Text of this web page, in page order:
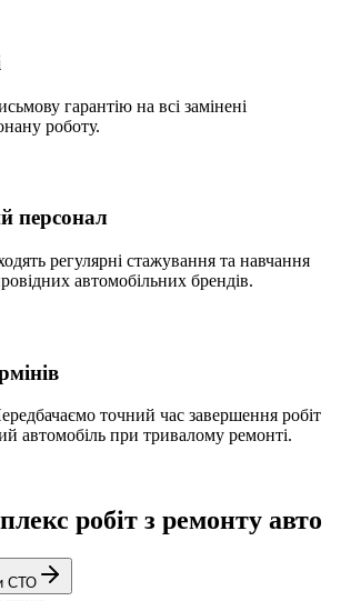
гарантію на всі замінені
роботу.
персонал
регулярні стажування та навчання
автомобільних брендів.
точний час завершення робіт
автомобіль при тривалому ремонті.
робіт з ремонту авто
СТО